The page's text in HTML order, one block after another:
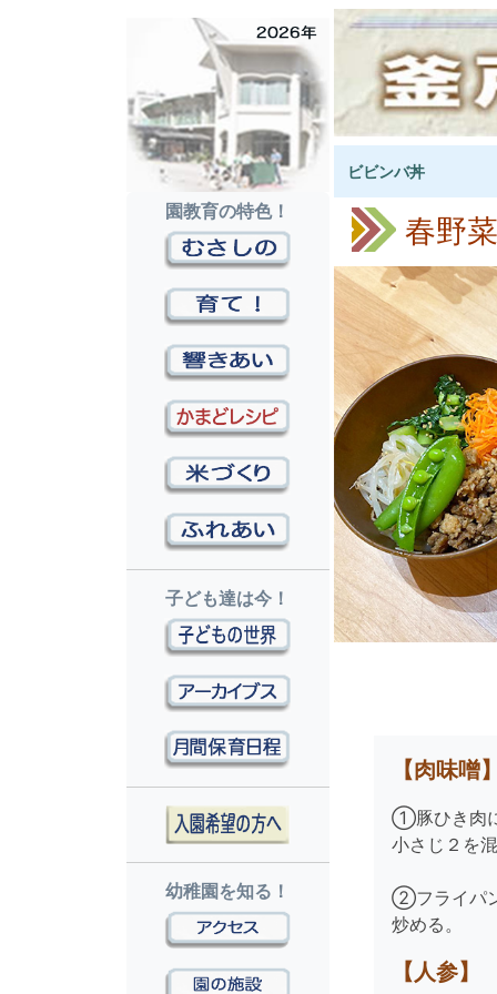
園教育の特色！
子ども達は今！
幼稚園を知る！
ビビンバ丼
春野
【肉味噌
①豚ひき肉
小さじ２を
②フライパ
炒める。
【人参】